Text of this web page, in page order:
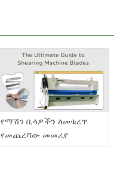
የማሽን ቢላዎችን ለመቁረጥ
የመጨረሻው መመሪያ